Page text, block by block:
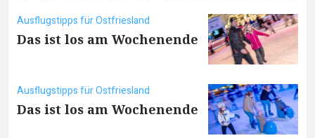
Ausflugstipps für Ostfriesland
Das ist los am Wochenende
Ausflugstipps für Ostfriesland
Das ist los am Wochenende